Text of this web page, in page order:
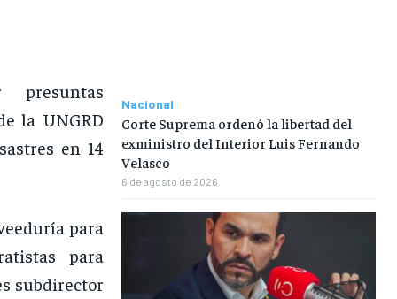
la UNGRD
en 14
para
para
subdirector
Nacional
Corte Suprema ordenó la libertad del
exministro del Interior Luis Fernando
Velasco
6 de agosto de 2026